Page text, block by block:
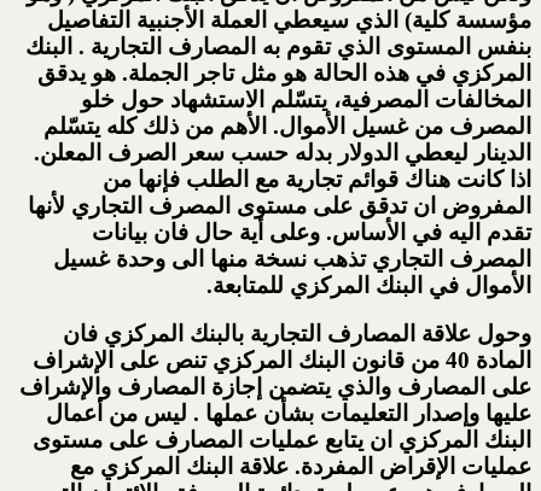
مؤسسة كلية) الذي سيعطي العملة الأجنبية التفاصيل
بنفس المستوى الذي تقوم به المصارف التجارية . البنك
المركزي في هذه الحالة هو مثل تاجر الجملة. هو يدقق
المخالفات المصرفية، يتسّلم الاستشهاد حول خلو
المصرف من غسيل الأموال. الأهم من ذلك كله يتسّلم
الدينار ليعطي الدولار بدله حسب سعر الصرف المعلن.
اذا كانت هناك قوائم تجارية مع الطلب فإنها من
المفروض ان تدقق على مستوى المصرف التجاري لأنها
تقدم اليه في الأساس. وعلى أية حال فان بيانات
المصرف التجاري تذهب نسخة منها الى وحدة غسيل
الأموال في البنك المركزي للمتابعة.
وحول علاقة المصارف التجارية بالبنك المركزي فان
المادة 40 من قانون البنك المركزي تنص على الإشراف
على المصارف والذي يتضمن إجازة المصارف والإشراف
عليها وإصدار التعليمات بشأن عملها . ليس من أعمال
البنك المركزي ان يتابع عمليات المصارف على مستوى
عمليات الإقراض المفردة. علاقة البنك المركزي مع